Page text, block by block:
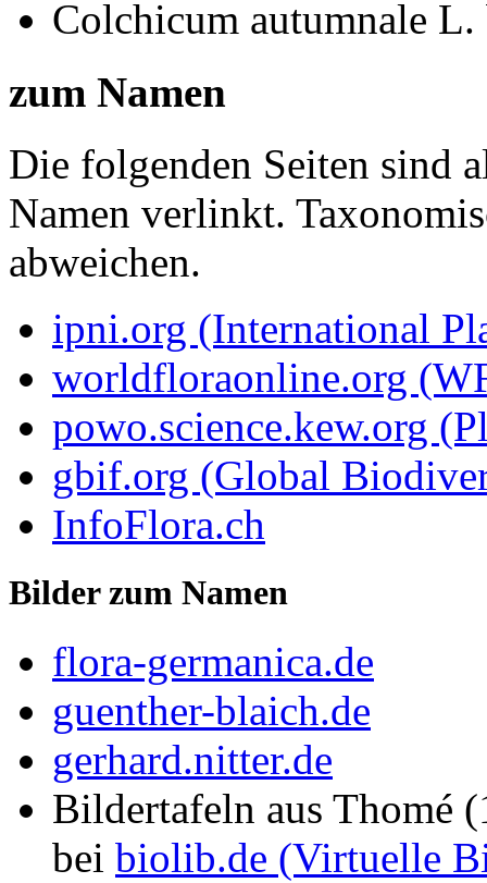
Colchicum autumnale L.
zum Namen
Die folgenden Seiten sind
Namen verlinkt.
abweichen.
ipni.org (International
worldfloraonline.org
powo.science.kew.org
gbif.org (Global
InfoFlora.ch
Bilder zum Namen
flora-germanica.de
guenther-blaich.de
gerhard.nitter.de
Bildertafeln aus Thomé
bei biolib.de (Virtuelle